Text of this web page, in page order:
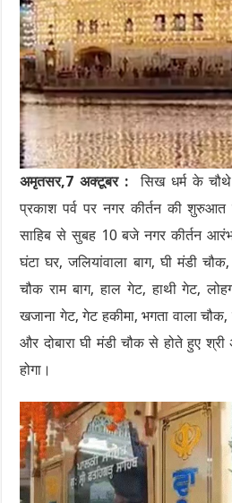
अमृतसर,7 अक्टूबर :सिख धर्म के
प्रकाश पर्व पर नगर कीर्तन की
साहिब से सुबह 10 बजे नगर कीर्तन
घंटा घर, जलियांवाला बाग, घी मंडी
चौक राम बाग, हाल गेट, हाथी गेट,
खजाना गेट, गेट हकीमा, भगता वाला
और दोबारा घी मंडी चौक से होते हुए
होगा।